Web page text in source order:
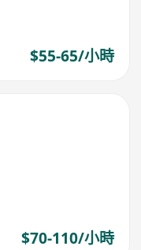
$55-65/小時
$70-110/小時